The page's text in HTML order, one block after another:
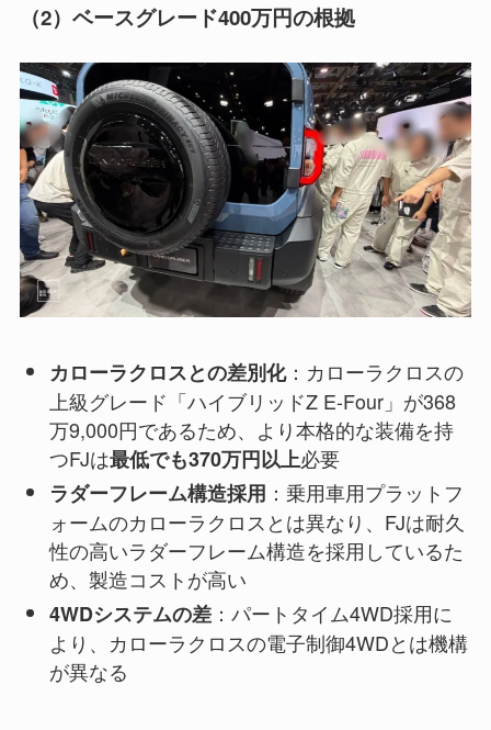
（2）ベースグレード400万円の根拠
カローラクロスとの差別化：カローラクロスの
上級グレード「ハイブリッドZ E-Four」が368
万9,000円であるため、より本格的な装備を持
つFJは最低でも370万円以上必要
ラダーフレーム構造採用 ：乗用車用プラットフ
ォームのカローラクロスとは異なり、FJは耐久
性の高いラダーフレーム構造を採用しているた
め、製造コストが高い
4WDシステムの差：パートタイム4WD採用に
より、カローラクロスの電子制御4WDとは機構
が異なる